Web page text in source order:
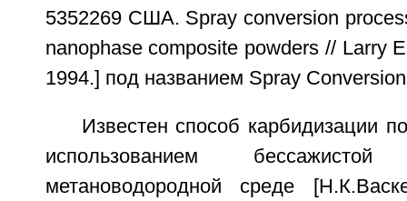
5352269 США. Spray conversion
nanophase composite powders // Larry
1994.] под названием Spray
Известен способ карбидизации
использованием
метановодородной среде